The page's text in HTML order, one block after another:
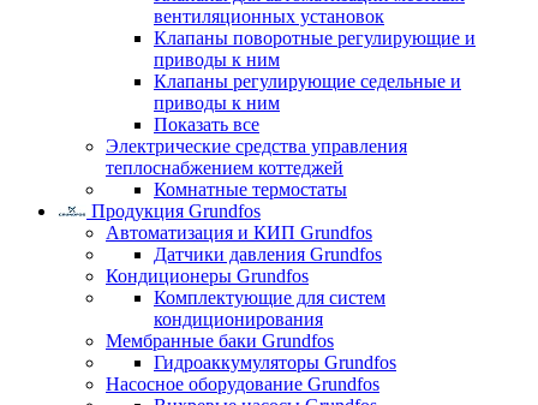
вентиляционных установок
Клапаны поворотные регулирующие и
приводы к ним
Клапаны регулирующие седельные и
приводы к ним
Показать все
Электрические средства управления
теплоснабжением коттеджей
Комнатные термостаты
Продукция Grundfos
Автоматизация и КИП Grundfos
Датчики давления Grundfos
Кондиционеры Grundfos
Комплектующие для систем
кондиционирования
Мембранные баки Grundfos
Гидроаккумуляторы Grundfos
Насосное оборудование Grundfos